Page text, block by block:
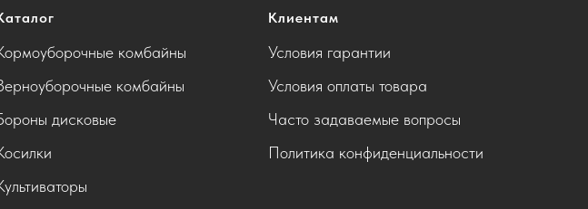
комбайны
комбайны
дисковые
Клиентам
Условия гарантии
Условия оплаты товара
Часто задаваемые вопросы
Политика конфиденциальности